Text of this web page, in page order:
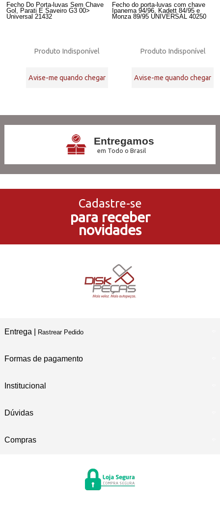
Fecho Do Porta-luvas Sem Chave
Gol, Parati E Saveiro G3 00>
Universal 21432
Produto Indisponível
Avise-me quando chegar
Fecho do porta-luvas com chave
Ipanema 94/96, Kadett 84/95 e
Monza 89/95 UNIVERSAL 40250
Produto Indisponível
Avise-me quando chegar
Entregamos
em Todo o Brasil
no Cartão de Crédito
5% de Desconto
no Pagamento PIX
Em Nossas Lojas Físicas
Cadastre-se
para receber
novidades
Entrega | Rastrear Pedido
Formas de pagamento
Institucional
Dúvidas
Compras